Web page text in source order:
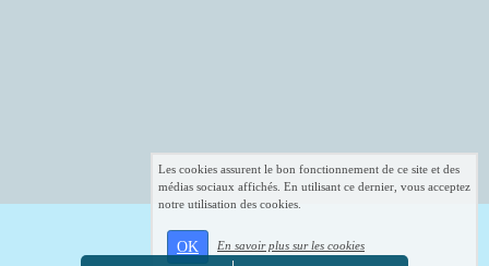
Les cookies assurent le bon fonctionnement de ce site et des
médias sociaux affichés. En utilisant ce dernier, vous acceptez
notre utilisation des cookies.
OK En savoir plus sur les cookies